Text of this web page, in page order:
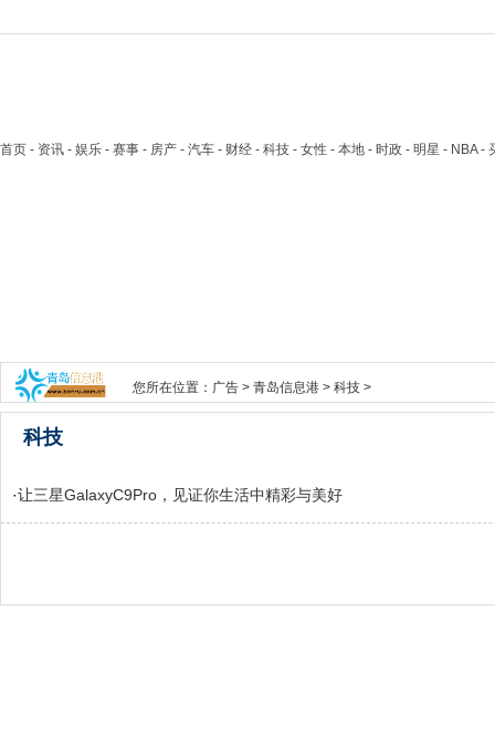
首页 - 资讯 - 娱乐 - 赛事 - 房产 - 汽车 - 财经 - 科技 - 女性 - 本地 - 时政 - 明星 - NBA
您所在位置： 广告 > 青岛信息港 > 科技 >
科技
·让三星GalaxyC9Pro，见证你生活中精彩与美好